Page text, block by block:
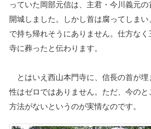
っていた岡部元信は、主君・今川義元の
開城しました。しかし首は腐ってしまい
で持ち帰れそうにありません。仕方なく
寺に葬ったと伝わります。
とはいえ西山本門寺に、信長の首が埋
性はゼロではありません。ただ、今のと
方法がないというのが実情なのです。